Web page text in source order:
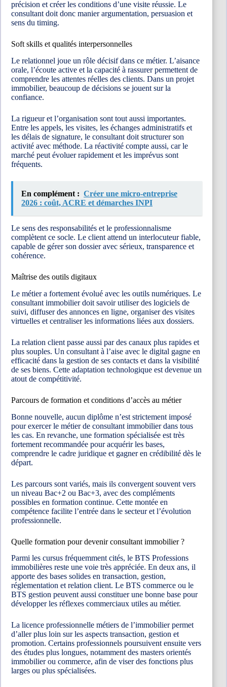
précision et créer les conditions d’une visite réussie. Le
consultant doit donc manier argumentation, persuasion et
sens du timing.
Soft skills et qualités interpersonnelles
Le relationnel joue un rôle décisif dans ce métier. L’aisance
orale, l’écoute active et la capacité à rassurer permettent de
comprendre les attentes réelles des clients. Dans un projet
immobilier, beaucoup de décisions se jouent sur la
confiance.
La rigueur et l’organisation sont tout aussi importantes.
Entre les appels, les visites, les échanges administratifs et
les délais de signature, le consultant doit structurer son
activité avec méthode. La réactivité compte aussi, car le
marché peut évoluer rapidement et les imprévus sont
fréquents.
En complément : Créer une micro-entreprise
2026 : coût, ACRE et démarches INPI
Le sens des responsabilités et le professionnalisme
complètent ce socle. Le client attend un interlocuteur fiable,
capable de gérer son dossier avec sérieux, transparence et
cohérence.
Maîtrise des outils digitaux
Le métier a fortement évolué avec les outils numériques. Le
consultant immobilier doit savoir utiliser des logiciels de
suivi, diffuser des annonces en ligne, organiser des visites
virtuelles et centraliser les informations liées aux dossiers.
La relation client passe aussi par des canaux plus rapides et
plus souples. Un consultant à l’aise avec le digital gagne en
efficacité dans la gestion de ses contacts et dans la visibilité
de ses biens. Cette adaptation technologique est devenue un
atout de compétitivité.
Parcours de formation et conditions d’accès au métier
Bonne nouvelle, aucun diplôme n’est strictement imposé
pour exercer le métier de consultant immobilier dans tous
les cas. En revanche, une formation spécialisée est très
fortement recommandée pour acquérir les bases,
comprendre le cadre juridique et gagner en crédibilité dès le
départ.
Les parcours sont variés, mais ils convergent souvent vers
un niveau Bac+2 ou Bac+3, avec des compléments
possibles en formation continue. Cette montée en
compétence facilite l’entrée dans le secteur et l’évolution
professionnelle.
Quelle formation pour devenir consultant immobilier ?
Parmi les cursus fréquemment cités, le BTS Professions
immobilières reste une voie très appréciée. En deux ans, il
apporte des bases solides en transaction, gestion,
réglementation et relation client. Le BTS commerce ou le
BTS gestion peuvent aussi constituer une bonne base pour
développer les réflexes commerciaux utiles au métier.
La licence professionnelle métiers de l’immobilier permet
d’aller plus loin sur les aspects transaction, gestion et
promotion. Certains professionnels poursuivent ensuite vers
des études plus longues, notamment des masters orientés
immobilier ou commerce, afin de viser des fonctions plus
larges ou plus spécialisées.